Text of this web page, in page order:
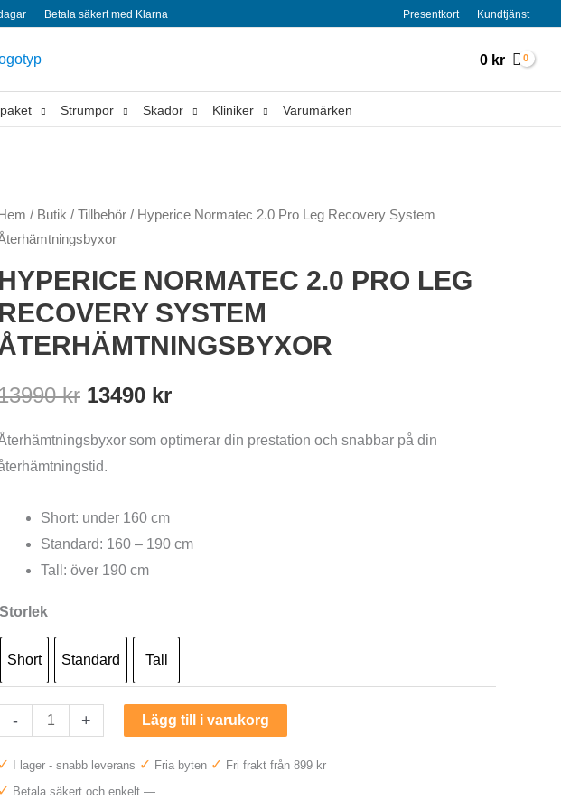
Betala säkert med Klarna Presentkort Kundtjänst
0 kr
Strumpor Skador Kliniker Varumärken
/ Butik / Tillbehör / Hyperice Normatec 2.0 Pro Leg Recovery System
HYPERICE NORMATEC 2.0 PRO LEG
RECOVERY SYSTEM
kr Det
ursprungliga
priset
var:
13990 kr.
13490 krDet
nuvarande
13490 kr.
som optimerar din prestation och snabbar på din
Short: under 160 cm
Standard: 160 – 190 cm
Tall: över 190 cm
Storlek
Short Standard Tall
-
Hyperice
2.0
Pro
+ Lägg till i varukorg
✓ I lager - snabb leverans ✓ Fria byten ✓ Fri frakt från 899 kr
✓ Betala säkert och enkelt —